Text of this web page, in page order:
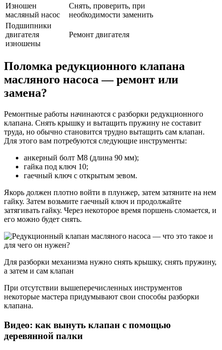
Изношен
масляный насос
Снять, проверить, при
необходимости заменить
Подшипники
двигателя
изношены
Ремонт двигателя
Поломка редукционного клапана
масляного насоса — ремонт или
замена?
Ремонтные работы начинаются с разборки редукционного
клапана. Снять крышку и вытащить пружину не составит
труда, но обычно становится трудно вытащить сам клапан.
Для этого вам потребуются следующие инструменты:
анкерный болт М8 (длина 90 мм);
гайка под ключ 10;
гаечный ключ с открытым зевом.
Якорь должен плотно войти в плунжер, затем затяните на нем
гайку. Затем возьмите гаечный ключ и продолжайте
затягивать гайку. Через некоторое время поршень сломается, и
его можно будет снять.
Для разборки механизма нужно снять крышку, снять пружину,
а затем и сам клапан
При отсутствии вышеперечисленных инструментов
некоторые мастера придумывают свои способы разборки
клапана.
Видео: как вынуть клапан с помощью
деревянной палки